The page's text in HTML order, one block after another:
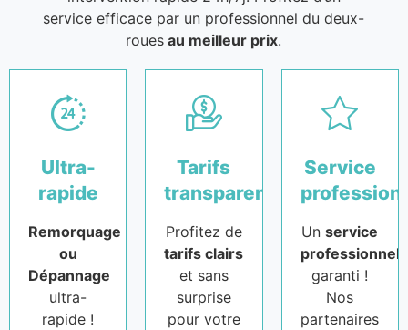
service efficace par un professionnel du deux-
roues au meilleur prix.
Ultra-
rapide
Remorquage
ou
Dépannage
ultra-
rapide !
Tarifs
transparents
Profitez de
tarifs clairs
et sans
surprise
pour votre
Service
Unservice
professionnel
garanti !
Nos
partenaires